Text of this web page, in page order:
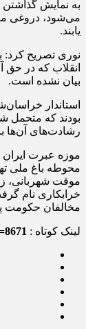
به نمایش
می‌شود، دروغی
یابند.
نوری تصریح کرد:
انقلاب که در حق
بیان نشده است.
استاندار
بودند که متحمل
رشادت‌های آن‌ها
محوطه باغ ملی
موقت شهربانی،
خرابکاری نام
مخالفان حکومت
لینک کوتاه :